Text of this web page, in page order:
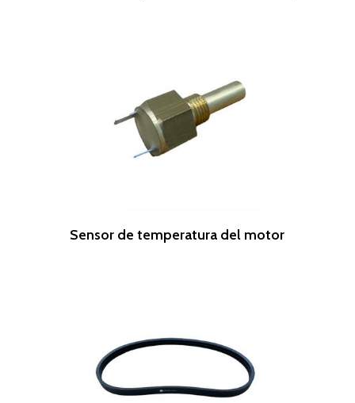
Leer Más
Sensor de temperatura del motor